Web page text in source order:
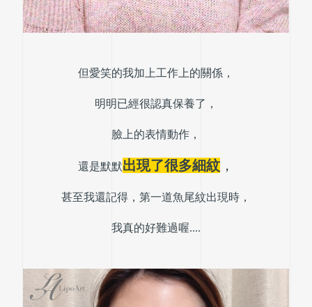
但愛笑的我加上工作上的關係，
明明已經很認真保養了，
臉上的表情動作，
還是默默出現了很多細紋，
甚至我還記得，第一道魚尾紋出現時，
我真的好難過喔....